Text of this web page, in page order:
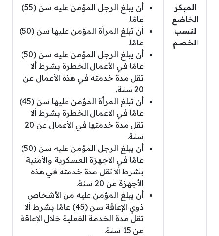
المبكر
الخاضع
لنسب
الخصم
أن يبلغ الرجل المؤمن عليه سن (55)
عامًا.
أن تبلغ المرأة المؤمن عليها سن (50)
عامًا.
أن يبلغ الرجل المؤمن عليه سن (50)
عامًا في الأعمال الخطرة بشرط ألا
تقل مدة خدمته في هذه الأعمال عن
20 سنة.
أن تبلغ المرأة المؤمن عليها سن (45)
عامًا في الأعمال الخطرة بشرط ألا
تقل مدة خدمتها في الأعمال عن 20
سنة.
أن يبلغ الرجل المؤمن عليه سن (50)
عامًا في الأجهزة العسكرية والأمنية
بشرط ألا تقل مدة خدمته في هذه
الأجهزة عن 20 سنة.
أن يبلغ المؤمن عليه من الأشخاص
ذوي الإعاقة سن (45) عامًا بشرط ألا
تقل مدة الخدمة الفعلية خلال الإعاقة
عن 15 سنة.